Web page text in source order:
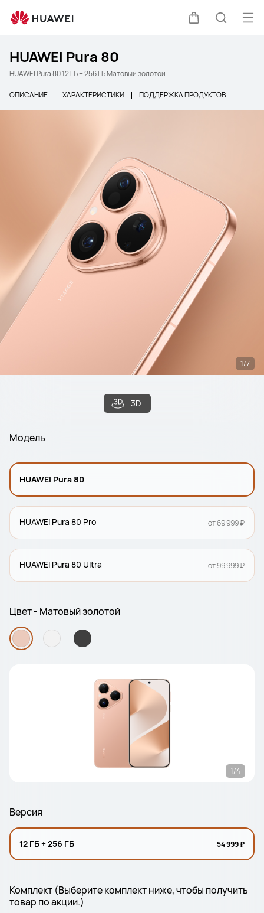
HUAWEI Pura 80
HUAWEI Pura 80 12 ГБ + 256 ГБ Матовый золотой
ОПИСАНИЕ ХАРАКТЕРИСТИКИ ПОДДЕРЖКА ПРОДУКТОВ
3D
1/7
Модель
HUAWEI Pura 80
HUAWEI Pura 80 Pro от 69 999 ₽
HUAWEI Pura 80 Ultra от 99 999 ₽
Цвет - Матовый золотой
1/4
Версия
12 ГБ + 256 ГБ 54 999 ₽
Комплект (Выберите комплект ниже, чтобы получить
товар по акции.)